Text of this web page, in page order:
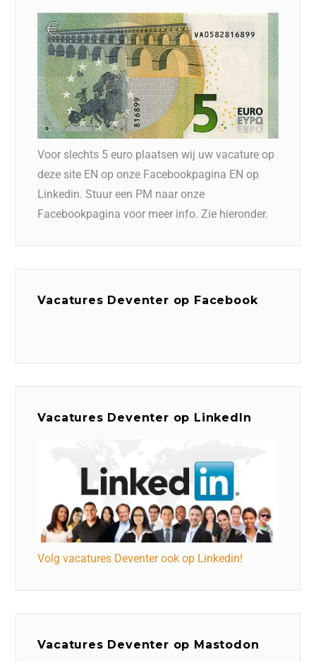
Voor slechts 5 euro plaatsen wij uw vacature op
deze site EN op onze Facebookpagina EN op
Linkedin. Stuur een PM naar onze
Facebookpagina voor meer info. Zie hieronder.
Vacatures Deventer op Facebook
Vacatures Deventer op LinkedIn
Volg vacatures Deventer ook op Linkedin!
Vacatures Deventer op Mastodon